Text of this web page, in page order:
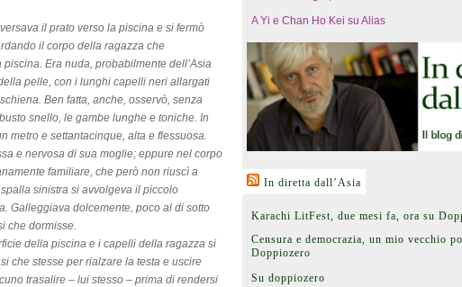
il prato verso la piscina e si fermò
il corpo della ragazza che
Era nuda, probabilmente dell’Asia
pelle, con i lunghi capelli neri allargati
Ben fatta, anche, osservò, senza
snello, le gambe lunghe e toniche. In
metro e settantacinque, alta e flessuosa.
e nervosa di sua moglie; eppure nel corpo
familiare, che però non riuscì a
sinistra si avvolgeva il piccolo
Galleggiava dolcemente, poco al di sotto
che dormisse.
della piscina e i capelli della ragazza si
che stesse per rialzare la testa e uscire
trasalire – lui stesso – prima di rendersi
A Yi e Chan Ho Kei su Alias
In diretta dall’Asia
Karachi LitFest, due mesi fa, ora su
Censura e democrazia, un mio vecchio
Doppiozero
Su doppiozero